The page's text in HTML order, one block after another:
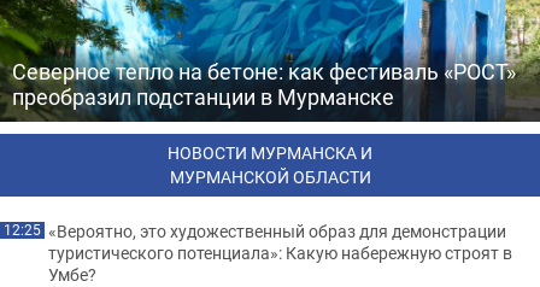
Северное тепло на бетоне: как фестиваль «РОСТ»
преобразил подстанции в Мурманске
НОВОСТИ МУРМАНСКА И
МУРМАНСКОЙ ОБЛАСТИ
12:25 «Вероятно, это художественный образ для демонстрации
туристического потенциала»: Какую набережную строят в
Умбе?